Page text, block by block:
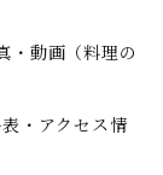
動画（料理の
・アクセス情